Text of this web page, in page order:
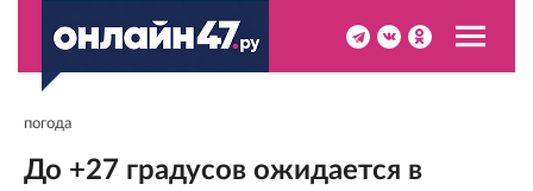
погода
До +27 градусов ожидается в